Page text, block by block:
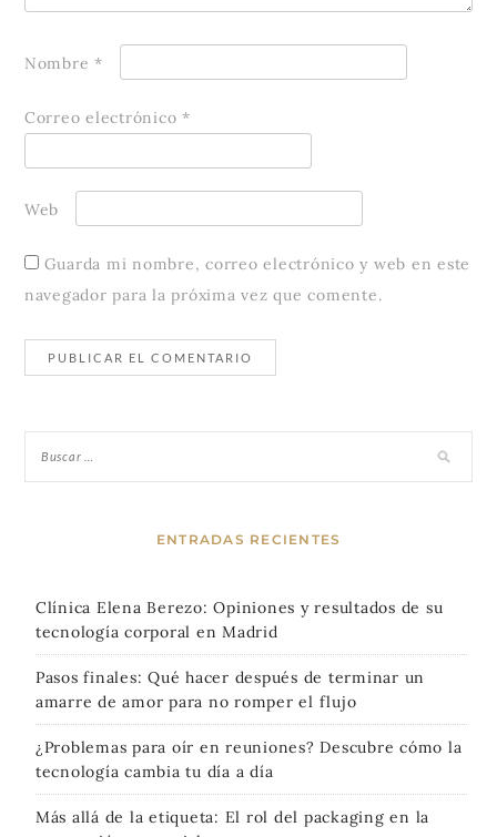
Nombre*
Correo electrónico*
Web
Guarda mi nombre, correo electrónico y web en este
navegador para la próxima vez que comente.
ENTRADAS RECIENTES
Clínica Elena Berezo: Opiniones y resultados de su
tecnología corporal en Madrid
Pasos finales: Qué hacer después de terminar un
amarre de amor para no romper el flujo
¿Problemas para oír en reuniones? Descubre cómo la
tecnología cambia tu día a día
Más allá de la etiqueta: El rol del packaging en la